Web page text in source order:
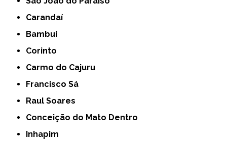
Carandaí
Bambuí
Corinto
Carmo do Cajuru
Francisco Sá
Raul Soares
Conceição do Mato Dentro
Inhapim